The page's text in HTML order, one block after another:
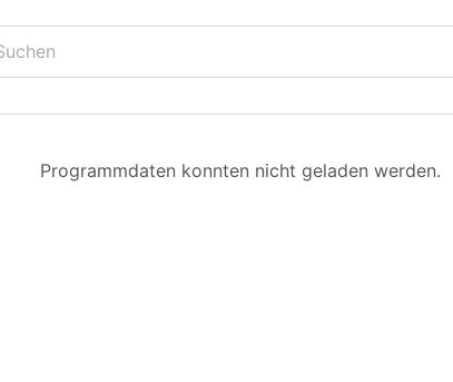
Programmdaten konnten nicht geladen werden.